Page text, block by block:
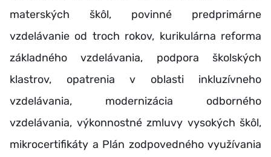
materských škôl, povinné predprimárne
vzdelávanie od troch rokov, kurikulárna reforma
základného vzdelávania, podpora školských
klastrov, opatrenia v oblasti inkluzívneho
vzdelávania, modernizácia odborného
vzdelávania, výkonnostné zmluvy vysokých škôl,
mikrocertifikáty a Plán zodpovedného využívania